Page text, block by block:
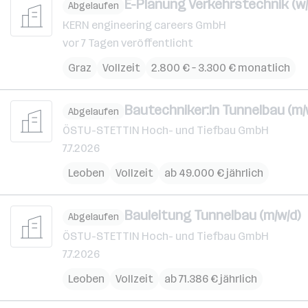
Abgelaufen E-Planung Verkehrstechnik
KERN engineering careers GmbH
vor 7 Tagen veröffentlicht
Graz
Vollzeit 2.800 € – 3.300 € monatlich
Abgelaufen Bautechniker:in Tunnelbau (m/
ÖSTU-STETTIN Hoch- und Tiefbau GmbH
7.7.2026
Leoben
Vollzeit ab 49.000 € jährlich
Abgelaufen Bauleitung Tunnelbau (m/w/d)
ÖSTU-STETTIN Hoch- und Tiefbau GmbH
7.7.2026
Leoben
Vollzeit ab 71.386 € jährlich